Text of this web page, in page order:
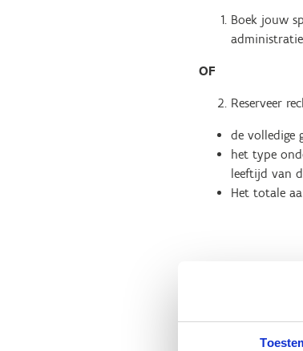
Boek jouw
OF
Reserveer
de volledige
het type
leeftijd van
Het totale